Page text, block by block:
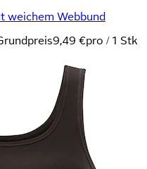
weichem Webbund
9,49 €pro / 1 Stk